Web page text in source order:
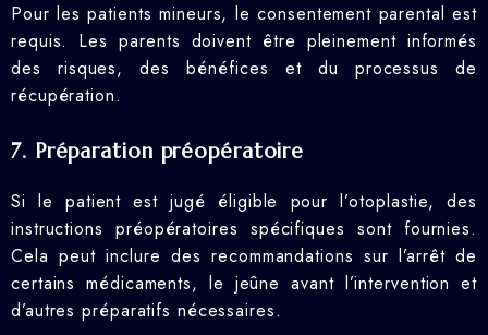
Pour les patients mineurs, le consentement parental est
requis. Les parents doivent être pleinement informés
des risques, des bénéfices et du processus de
récupération.
7. Préparation préopératoire
Si le patient est jugé éligible pour l’otoplastie, des
instructions préopératoires spécifiques sont fournies.
Cela peut inclure des recommandations sur l’arrêt de
certains médicaments, le jeûne avant l’intervention et
d’autres préparatifs nécessaires.